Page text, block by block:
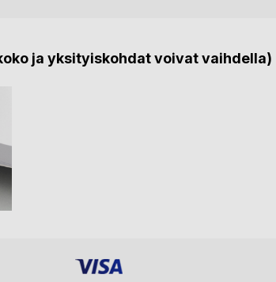
ja yksityiskohdat voivat vaihdella)